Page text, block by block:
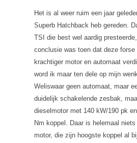
Het is al weer ruim een jaar
Superb Hatchback heb gereden.
TSI die best wel aardig
conclusie was toen dat deze forse
krachtiger motor en automaat
word ik maar ten dele op mijn
Weliswaar geen automaat, maar
duidelijk schakelende zesbak,
dieselmotor met 140 kW/190 pk
Nm koppel. Daar is helemaal
motor, die zijn hoogste koppel al